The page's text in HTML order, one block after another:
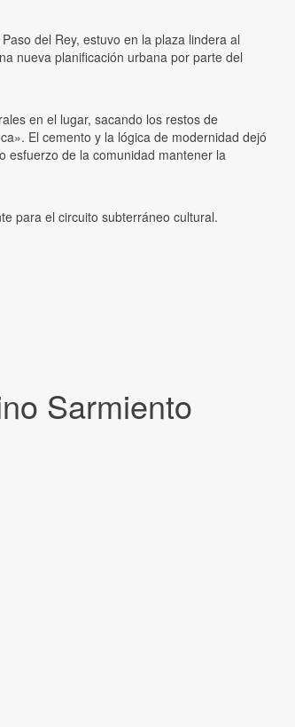
Sarmiento
del Rey, estuvo en la plaza lindera al
nueva planificación urbana por parte del
en el lugar, sacando los restos de
El cemento y la lógica de modernidad dejó
esfuerzo de la comunidad mantener la
para el circuito subterráneo cultural.